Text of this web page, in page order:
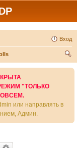
Вход
"ТОЛЬКО
или направлять в
Админ.